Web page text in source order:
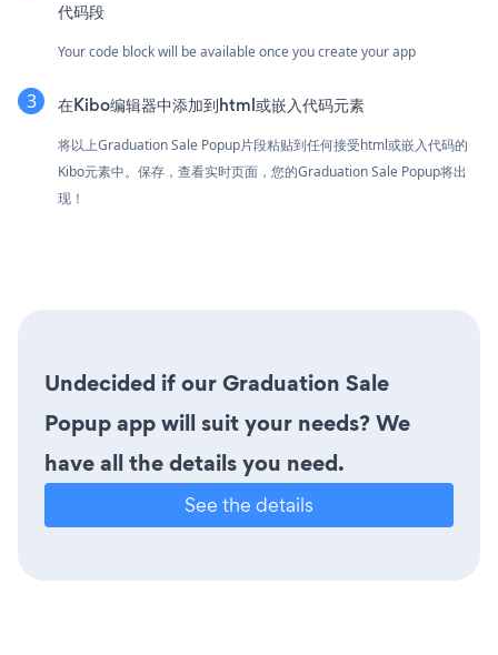
代码段
Your code block will be available once you create your app
在Kibo编辑器中添加到html或嵌入代码元素
将以上Graduation Sale Popup片段粘贴到任何接受html或嵌入代码的
Kibo元素中。保存，查看实时页面，您的Graduation Sale Popup将出
现！
Undecided if our Graduation Sale
Popup app will suit your needs? We
have all the details you need.
See the details